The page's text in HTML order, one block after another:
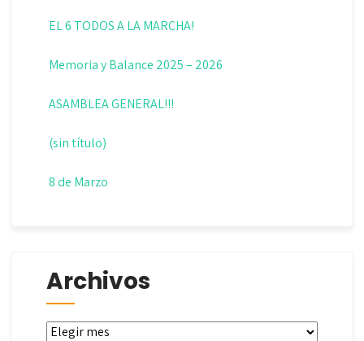
EL 6 TODOS A LA MARCHA!
Memoria y Balance 2025 – 2026
ASAMBLEA GENERAL!!!
(sin título)
8 de Marzo
Archivos
Archivos